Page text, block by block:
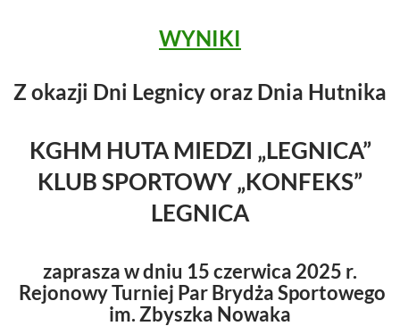
WYNIKI
Z okazji Dni Legnicy oraz Dnia Hutnika
KGHM HUTA MIEDZI „LEGNICA”
KLUB SPORTOWY „KONFEKS”
LEGNICA
zaprasza w dniu 15 czerwica 2025 r.
Rejonowy Turniej Par Brydża Sportowego
im. Zbyszka Nowaka